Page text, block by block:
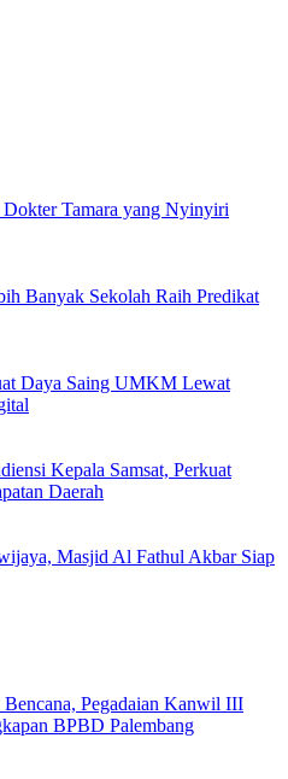
Dokter Tamara yang Nyinyiri
Banyak Sekolah Raih Predikat
Daya Saing UMKM Lewat
Kepala Samsat, Perkuat
Daerah
Masjid Al Fathul Akbar Siap
Pegadaian Kanwil III
BPBD Palembang